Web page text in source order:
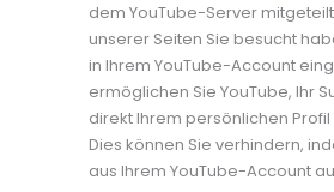
dem YouTube-Server
unserer Seiten Sie besucht
in Ihrem YouTube-Account
ermöglichen Sie YouTube, Ihr
direkt Ihrem persönlichen
Dies können Sie verhindern,
aus Ihrem YouTube-Account